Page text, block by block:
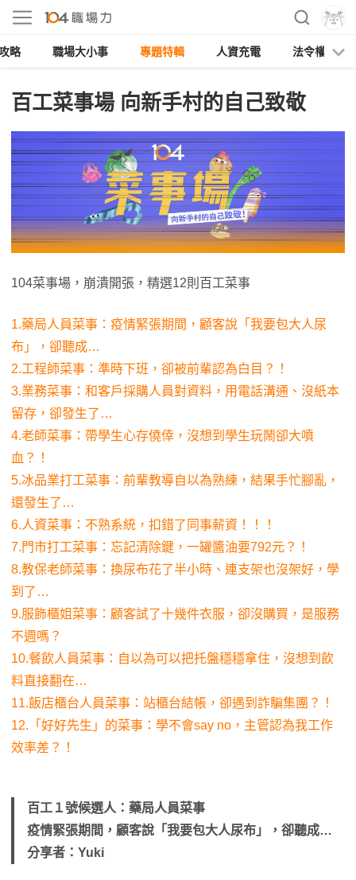
略 職場大小事 專題特輯 人資充電 法令權益
百工菜事場 向新手村的自己致敬
104菜事場，崩潰開張，精選12則百工菜事
1.藥局人員菜事：疫情緊張期間，顧客說「我要包大人尿
布」，卻聽成…
2.工程師菜事：準時下班，卻被前輩認為白目？！
3.業務菜事：和客戶採購人員對資料，用電話溝通、沒紙本
留存，卻發生了…
4.老師菜事：帶學生心存僥倖，沒想到學生玩鬧卻大噴
血？！
5.冰品業打工菜事：前輩教導自以為熟練，結果手忙腳亂，
還發生了…
6.人資菜事：不熟系統，扣錯了同事薪資！！！
7.門市打工菜事：忘記清除鍵，一罐醬油要792元？！
8.教保老師菜事：換尿布花了半小時、連支架也沒架好，學
到了…
9.服飾櫃姐菜事：顧客試了十幾件衣服，卻沒購買，是服務
不週嗎？
10.餐飲人員菜事：自以為可以把托盤穩穩拿住，沒想到飲
料直接翻在…
11.飯店櫃台人員菜事：站櫃台結帳，卻遇到詐騙集團？！
12.「好好先生」的菜事：學不會say no，主管認為我工作
效率差？！
百工１號候選人：藥局人員菜事
疫情緊張期間，顧客說「我要包大人尿布」，卻聽成…
分享者：Yuki